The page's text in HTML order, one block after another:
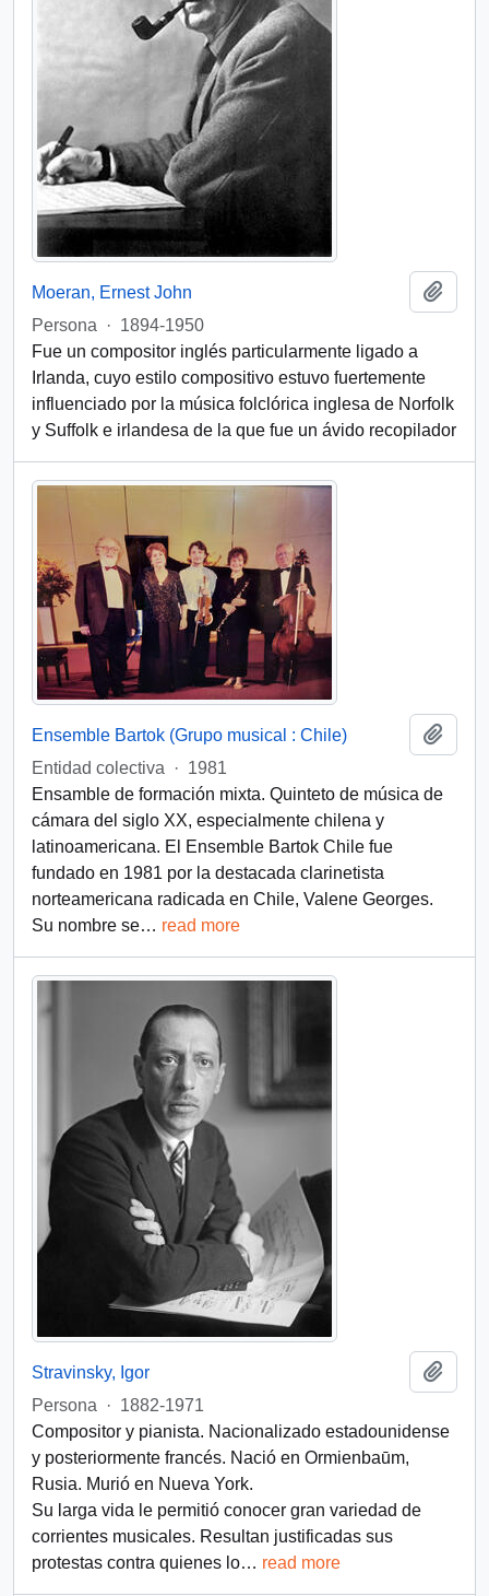
Moeran, Ernest John
Persona
· 1894-1950
Fue un compositor inglés particularmente ligado a
Irlanda, cuyo estilo compositivo estuvo fuertemente
influenciado por la música folclórica inglesa de Norfolk
y Suffolk e irlandesa de la que fue un ávido recopilador
Ensemble Bartok (Grupo musical : Chile)
Entidad colectiva
· 1981
Ensamble de formación mixta. Quinteto de música de
cámara del siglo XX, especialmente chilena y
latinoamericana. El Ensemble Bartok Chile fue
fundado en 1981 por la destacada clarinetista
norteamericana radicada en Chile, Valene Georges.
Su nombre se… read more
Stravinsky, Igor
Persona
· 1882-1971
Compositor y pianista. Nacionalizado estadounidense
y posteriormente francés. Nació en Ormienbaūm,
Rusia. Murió en Nueva York.
Su larga vida le permitió conocer gran variedad de
corrientes musicales. Resultan justificadas sus
protestas contra quienes lo… read more